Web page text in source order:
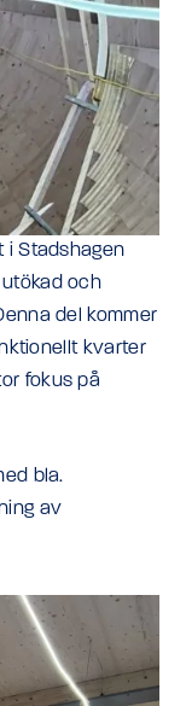
i Stadshagen
utökad och
del kommer
kvarter
fokus på
bla.
av